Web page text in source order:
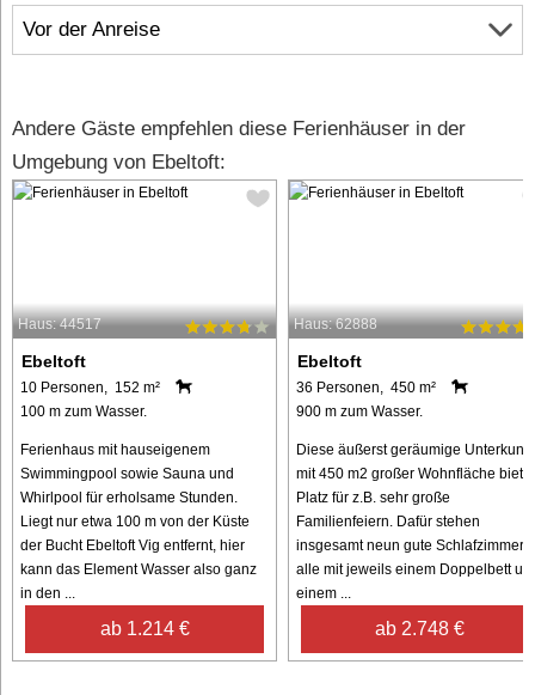
Vor der Anreise
Andere Gäste empfehlen diese Ferienhäuser in der
Umgebung von Ebeltoft:
Haus: 44517
Ebeltoft
10 Personen, 152 m²
100 m zum Wasser.
Ferienhaus mit hauseigenem
Swimmingpool sowie Sauna und
Whirlpool für erholsame Stunden.
Liegt nur etwa 100 m von der Küste
der Bucht Ebeltoft Vig entfernt, hier
kann das Element Wasser also ganz
in den ...
ab 1.214 €
Haus: 62888
Ebeltoft
36 Personen, 450 m²
900 m zum Wasser.
Diese äußerst geräumige Unterkunft
mit 450 m2 großer Wohnfläche bietet
Platz für z.B. sehr große
Familienfeiern. Dafür stehen
insgesamt neun gute Schlafzimmer,
alle mit jeweils einem Doppelbett
einem ...
ab 2.748 €